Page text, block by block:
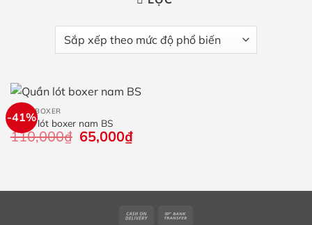
-41%
QUẦN BOXER
Quần lót boxer nam BS
110,000₫ Giá
gốc
65,000₫Giá
hiện
Cash